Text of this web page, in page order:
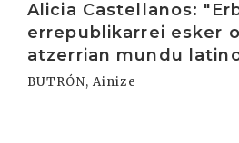
Alicia Castellanos:
errepublikarrei esker
atzerrian mundu
BUTRÓN, Ainize